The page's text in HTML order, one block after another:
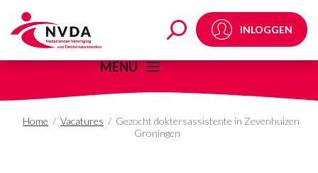
Gezocht INLOGGEN
MENU
Home / Vacatures / Gezocht doktersassistente in Zevenhuizen
Groningen